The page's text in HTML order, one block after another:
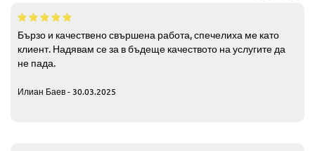
Бързо и качествено свършена работа, спечелиха ме като
клиент. Надявам се за в бъдеще качеството на услугите да
не пада.
Илиан Баев - 30.03.2025